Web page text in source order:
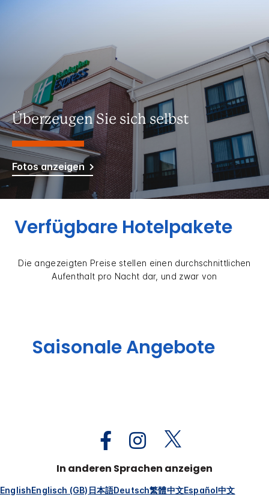
Überzeugen Sie sich selbst
Fotos anzeigen
Verfügbare Hotelpakete
Die angezeigten Preise stellen einen durchschnittlichen
Aufenthalt pro Nacht dar, und zwar von
Saisonale Angebote
In anderen Sprachen anzeigen
EnglishEnglisch (GB) 日本語Deutsch繁體中文Español中文